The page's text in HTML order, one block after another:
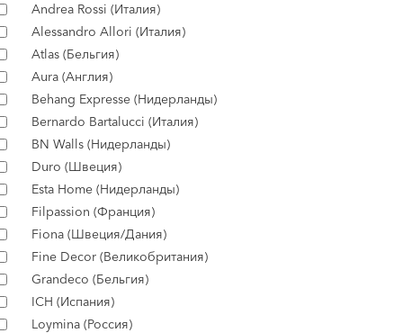
Andrea Rossi (Италия)
Alessandro Allori (Италия)
Atlas (Бельгия)
Aura (Англия)
Behang Expresse (Нидерланды)
Bernardo Bartalucci (Италия)
BN Walls (Нидерланды)
Duro (Швеция)
Esta Home (Нидерланды)
Filpassion (Франция)
Fiona (Швеция/Дания)
Fine Decor (Великобритания)
Grandeco (Бельгия)
ICH (Испания)
Loymina (Россия)